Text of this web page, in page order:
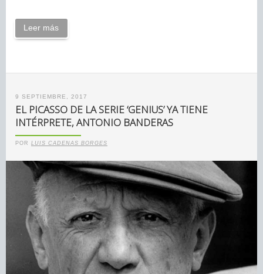
Leer más
9 SEPTIEMBRE, 2017
EL PICASSO DE LA SERIE ‘GENIUS’ YA TIENE
INTÉRPRETE, ANTONIO BANDERAS
POR LUIS CADENAS BORGES